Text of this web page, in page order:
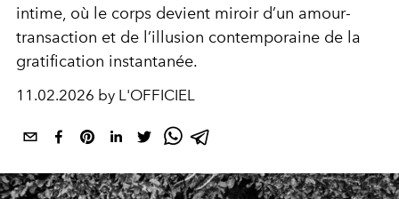
intime, où le corps devient miroir d’un amour-
transaction et de l’illusion contemporaine de la
gratification instantanée.
11.02.2026 by L'OFFICIEL